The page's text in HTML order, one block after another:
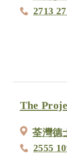
2713
The
荃灣德
2555